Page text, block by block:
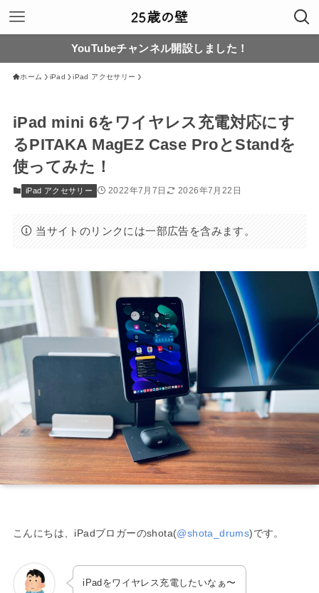
YouTubeチャンネル開設しました！
ホーム iPad iPad アクセサリー
iPad mini 6をワイヤレス充電対応にす
るPITAKA MagEZ Case ProとStandを
使ってみた！
iPad アクセサリー 2022年7月7日 2026年7月22日
当サイトのリンクには一部広告を含みます。
こんにちは、iPadブロガーのshota(@shota_drums)です。
iPadをワイヤレス充電したいなぁ〜